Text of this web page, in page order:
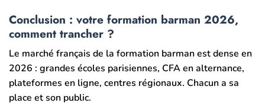
Conclusion : votre formation barman 2026,
comment trancher ?
Le marché français de la formation barman est dense en
2026 : grandes écoles parisiennes, CFA en alternance,
plateformes en ligne, centres régionaux. Chacun a sa
place et son public.